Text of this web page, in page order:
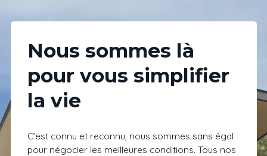
Nous sommes là
pour vous simplifier
la vie
C’est connu et reconnu, nous sommes sans égal
pour négocier les meilleures conditions. Tous nos